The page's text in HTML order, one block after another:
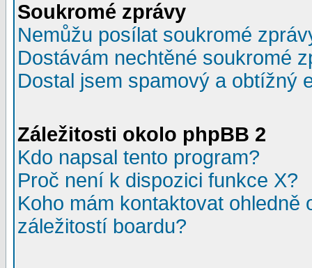
Soukromé zprávy
Nemůžu posílat soukromé
Dostávám nechtěné soukromé
Dostal jsem spamový a obtížný
Záležitosti okolo phpBB 2
Kdo napsal tento program?
Proč není k dispozici funkce X?
Koho mám kontaktovat
záležitostí boardu?